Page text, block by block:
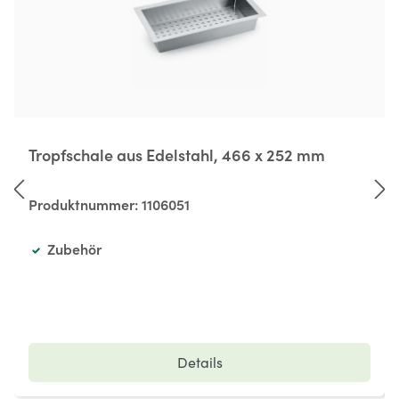
Tropfschale aus Edelstahl, 466 x 252 mm
Produktnummer:1106051
Zubehör
Details